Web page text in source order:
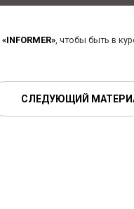
«INFORMER», чтобы быть в
СЛЕДУЮЩИЙ